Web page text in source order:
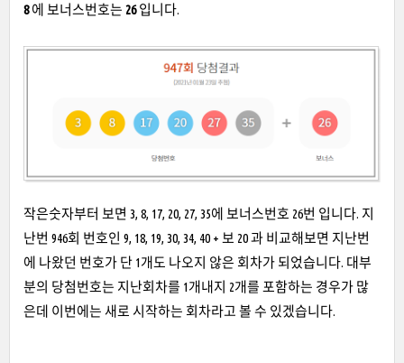
8에 보너스번호는 26 입니다.
작은숫자부터 보면 3, 8, 17, 20, 27, 35에 보너스번호 26번 입니다. 지
난번 946회 번호인 9, 18, 19, 30, 34, 40 + 보 20 과 비교해보면 지난번
에 나왔던 번호가 단 1개도 나오지 않은 회차가 되었습니다. 대부
분의 당첨번호는 지난회차를 1개내지 2개를 포함하는 경우가 많
은데 이번에는 새로 시작하는 회차라고 볼 수 있겠습니다.